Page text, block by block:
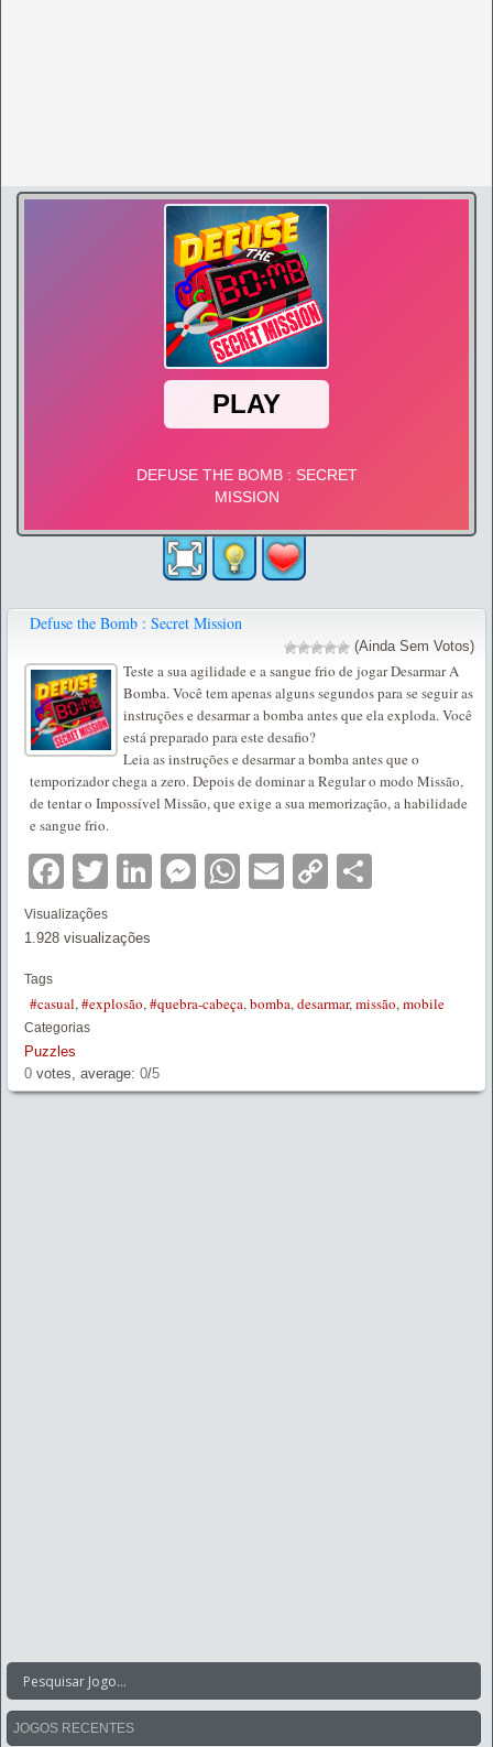
Defuse the Bomb : Secret Mission
(Ainda Sem Votos)
Teste a sua agilidade e a sangue frio de jogar Desarmar A
Bomba. Você tem apenas alguns segundos para se seguir as
instruções e desarmar a bomba antes que ela exploda. Você
está preparado para este desafio?
Leia as instruções e desarmar a bomba antes que o
temporizador chega a zero. Depois de dominar a Regular o modo Missão,
de tentar o Impossível Missão, que exige a sua memorização, a habilidade
e sangue frio.
Facebook
TwitterLinkedIn
Messenger
WhatsApp
EmailCopy
Visualizações
1.928 visualizações
Tags
#casual,#explosão,#quebra-cabeça,bomba,desarmar,missão,mobile
Categorias
Puzzles
0 votes, average: 0/5
JOGOS RECENTES